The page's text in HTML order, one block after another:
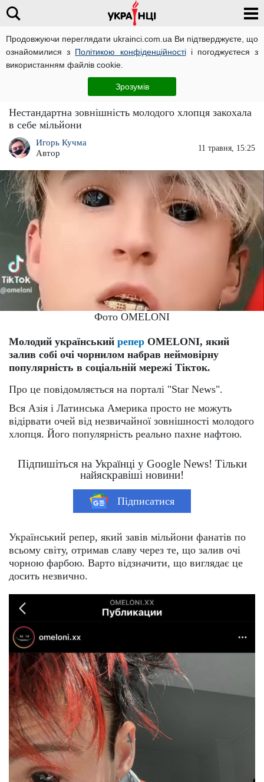
Продовжуючи переглядати ukrainci.com.ua Ви підтверджуєте, що
ознайомилися з Політикою конфіденційностіі погоджуєтеся з
використанням файлів cookie.
Зрозумів
Новини
Український репер OMELONI залив очі
чорнилом, чим викликав світовий фурор
Нестандартна зовнішність молодого хлопця закохала
в себе мільйони
Игорь Кучма
Автор
11 травня, 15:25
Фото OMELONI
Молодий український репер OMELONI, який
залив собі очі чорнилом набрав неймовірну
популярність в соціальній мережі Тікток.
Про це повідомляється на порталі "Star News".
Вся Азія і Латинська Америка просто не можуть
відірвати очей від незвичайної зовнішності молодого
хлопця. Його популярність реально пахне нафтою.
Підпишіться на Українці у Google News! Тільки
найяскравіші новини!
Підписатися
Український репер, який завів мільйони фанатів по
всьому світу, отримав славу через те, що залив очі
чорною фарбою. Варто відзначити, що виглядає це
досить незвично.